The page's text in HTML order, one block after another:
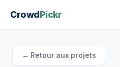
CrowdPickr
← Retour aux projets